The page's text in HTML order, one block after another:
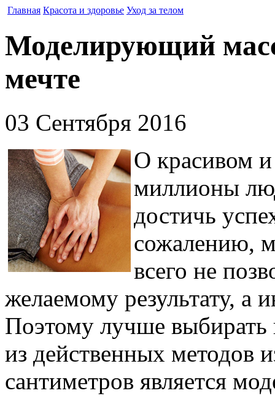
Главная Красота и здоровье Уход за телом
Моделирующий
мечте
03 Сентября 2016
О красивом
миллионы
достичь
сожалению,
всего не
желаемому результату, а
Поэтому лучше
из действенных методов
сантиметров является